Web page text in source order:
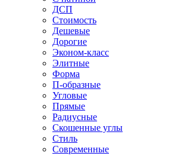
ДСП
Стоимость
Дешевые
Дорогие
Эконом-класс
Элитные
Форма
П-образные
Угловые
Прямые
Радиусные
Скошенные углы
Стиль
Современные